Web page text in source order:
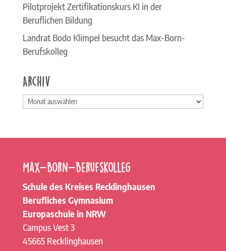
Pilotprojekt Zertifikationskurs KI in der
Beruflichen Bildung
Landrat Bodo Klimpel besucht das Max-Born-
Berufskolleg
Archiv
Archiv
Max-Born-Berufskolleg
Schule des Kreises Recklinghausen
Berufliches Gymnasium
Europaschule in NRW
Campus Vest 3
45665 Recklinghausen